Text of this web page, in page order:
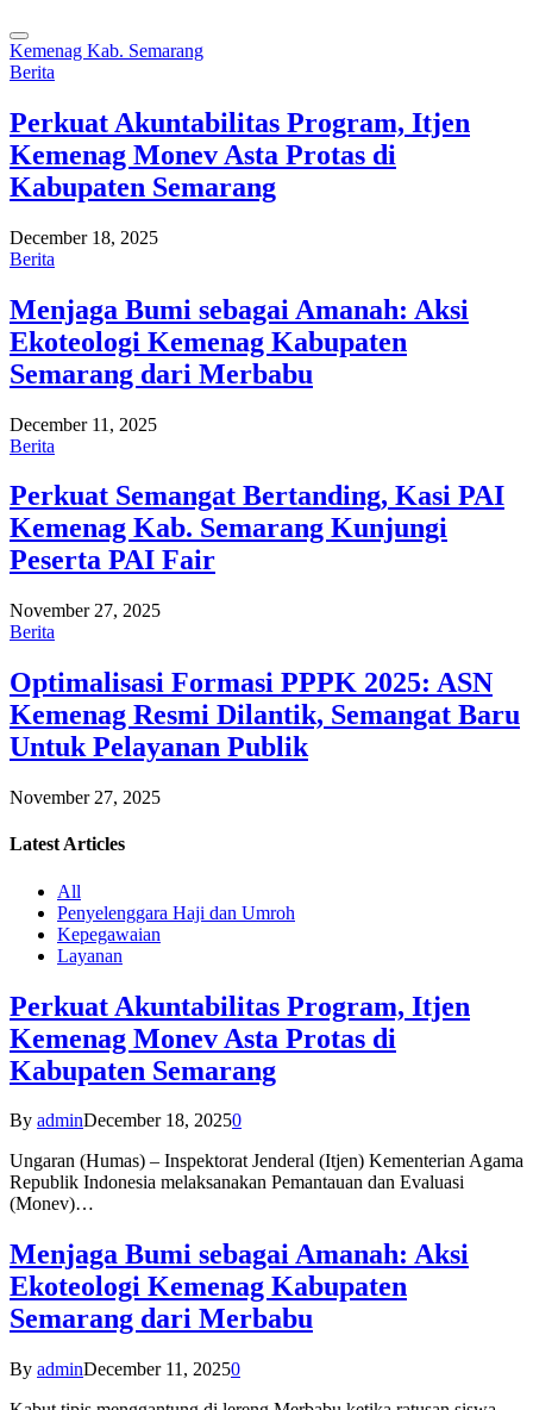
Kemenag Kab. Semarang
Berita
Perkuat Akuntabilitas Program, Itjen
Kemenag Monev Asta Protas di
Kabupaten Semarang
December 18, 2025
Berita
Menjaga Bumi sebagai Amanah: Aksi
Ekoteologi Kemenag Kabupaten
Semarang dari Merbabu
December 11, 2025
Berita
Perkuat Semangat Bertanding, Kasi PAI
Kemenag Kab. Semarang Kunjungi
Peserta PAI Fair
November 27, 2025
Berita
Optimalisasi Formasi PPPK 2025: ASN
Kemenag Resmi Dilantik, Semangat Baru
Untuk Pelayanan Publik
November 27, 2025
Latest Articles
All
Penyelenggara Haji dan Umroh
Kepegawaian
Layanan
Perkuat Akuntabilitas Program, Itjen
Kemenag Monev Asta Protas di
Kabupaten Semarang
By adminDecember 18, 20250
Ungaran (Humas) – Inspektorat Jenderal (Itjen) Kementerian Agama
Republik Indonesia melaksanakan Pemantauan dan Evaluasi
(Monev)…
Menjaga Bumi sebagai Amanah: Aksi
Ekoteologi Kemenag Kabupaten
Semarang dari Merbabu
By adminDecember 11, 20250